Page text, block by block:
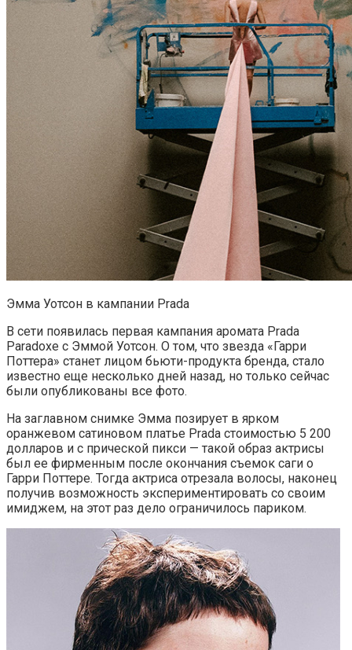
Эмма Уотсон в кампании Prada
В сети появилась первая кампания аромата Prada
Paradoxe с Эммой Уотсон. О том, что звезда «Гарри
Поттера» станет лицом бьюти-продукта бренда, стало
известно еще несколько дней назад, но только сейчас
были опубликованы все фото.
На заглавном снимке Эмма позирует в ярком
оранжевом сатиновом платье Prada стоимостью 5 200
долларов и с прической пикси — такой образ актрисы
был ее фирменным после окончания съемок саги о
Гарри Поттере. Тогда актриса отрезала волосы, наконец
получив возможность экспериментировать со своим
имиджем, на этот раз дело ограничилось париком.